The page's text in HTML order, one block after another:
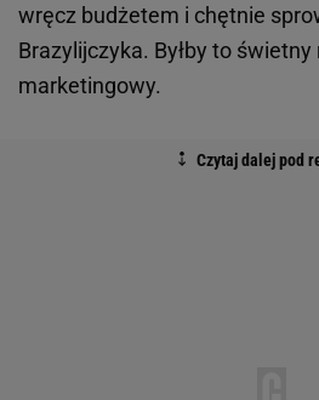
wręcz budżetem i chętnie
Brazylijczyka. Byłby to
marketingowy.